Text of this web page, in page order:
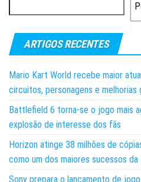
ARTIGOS RECENTES
Mario Kart World recebe maior
circuitos, personagens e melhorias
Battlefield 6 torna-se o jogo mais
explosão de interesse dos fãs
Horizon atinge 38 milhões de
como um dos maiores sucessos
Sony prepara o lançamento de